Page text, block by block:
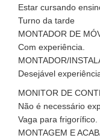
Estar cursando
Turno da tarde
MONTADOR DE
Com experiência.
MONTADOR/
Desejável
MONITOR DE
Não é necessário
Vaga para frigorífico.
MONTAGEM E